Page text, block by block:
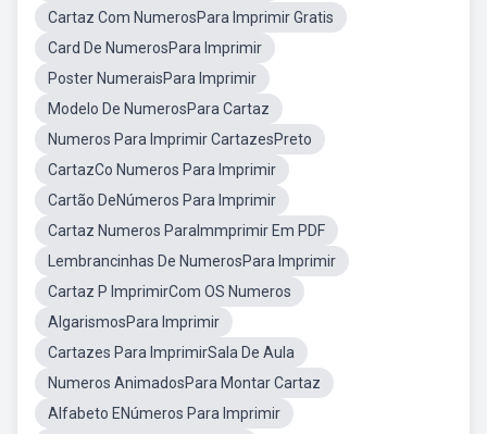
Cartaz Com NumerosPara Imprimir Gratis
Card De NumerosPara Imprimir
Poster NumeraisPara Imprimir
Modelo De NumerosPara Cartaz
Numeros Para Imprimir CartazesPreto
CartazCo Numeros Para Imprimir
Cartão DeNúmeros Para Imprimir
Cartaz Numeros ParaImmprimir Em PDF
Lembrancinhas De NumerosPara Imprimir
Cartaz P ImprimirCom OS Numeros
AlgarismosPara Imprimir
Cartazes Para ImprimirSala De Aula
Numeros AnimadosPara Montar Cartaz
Alfabeto ENúmeros Para Imprimir